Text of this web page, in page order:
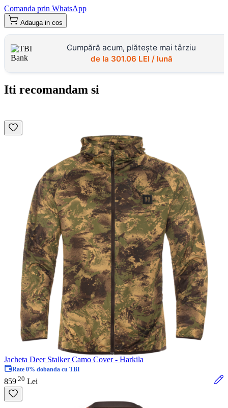
Comanda prin WhatsApp
Adauga in cos
Cumpără acum, plătește mai târziu
de la 301.06 LEI / lună
Iti recomandam si
Jacheta Deer Stalker Camo Cover - Harkila
Rate 0% dobanda cu TBI
859 20 Lei